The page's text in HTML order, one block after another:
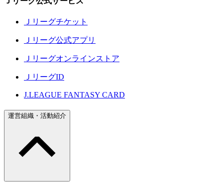
Ｊリーグチケット
Ｊリーグ公式アプリ
Ｊリーグオンラインストア
ＪリーグID
J.LEAGUE FANTASY CARD
運営組織・活動紹介